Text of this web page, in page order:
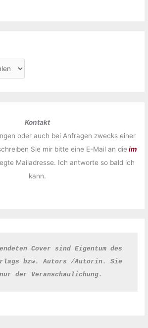
Kontakt
oder auch bei Anfragen zwecks einer
Sie mir bitte eine E-Mail an die im
Mailadresse. Ich antworte so bald ich
kann.
Cover sind Eigentum des
bzw. Autors /Autorin. Sie
der Veranschaulichung.